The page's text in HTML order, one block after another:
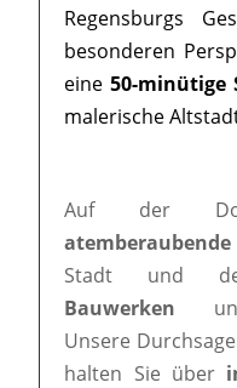
Regensburgs
besonderen
eine 50-minütige
malerische
Auf der
Stadt und
Bauwerken und
Unsere
halten Sie über